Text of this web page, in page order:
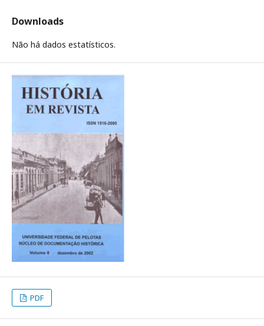
Downloads
Não há dados estatísticos.
PDF